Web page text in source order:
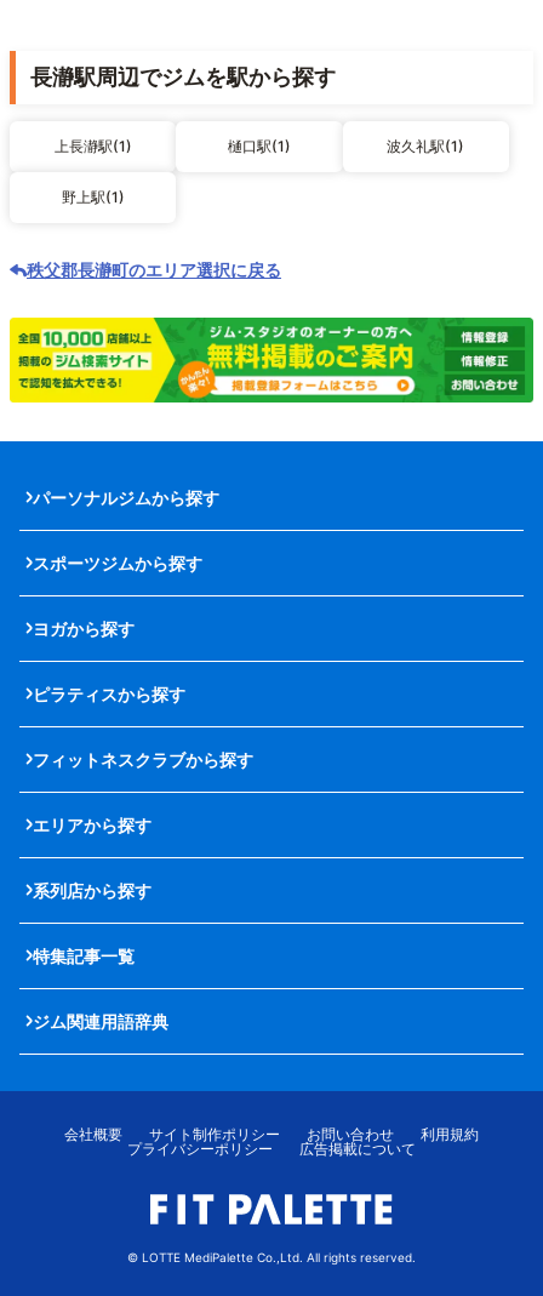
長瀞駅周辺でジムを駅から探す
上長瀞駅(1) 樋口駅(1) 波久礼駅(1)
野上駅(1)
秩父郡長瀞町のエリア選択に戻る
パーソナルジムから探す
スポーツジムから探す
ヨガから探す
ピラティスから探す
フィットネスクラブから探す
エリアから探す
系列店から探す
特集記事一覧
ジム関連用語辞典
会社概要 サイト制作ポリシー お問い合わせ
利用規約
プライバシーポリシー
広告掲載について
© LOTTE MediPalette Co.,Ltd. All rights reserved.